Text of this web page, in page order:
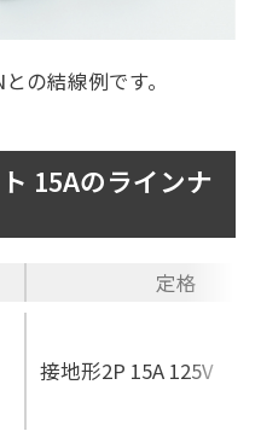
の結線例です。
15Aのラインナ
定格
接地形2P 15A 125V